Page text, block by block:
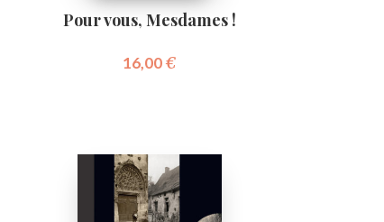
Pour vous, Mesdames !
16,00€